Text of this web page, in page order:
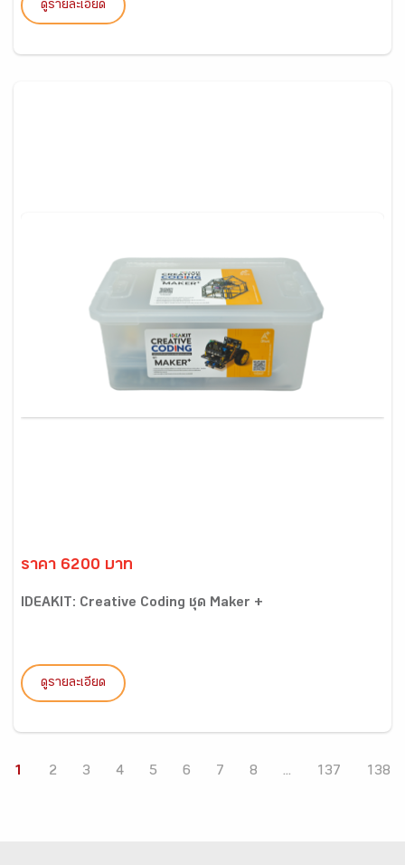
ดูรายละเอียด
ราคา 6200 บาท
IDEAKIT: Creative Coding ชุด Maker +
ดูรายละเอียด
1 2 3 4 5 6 7 8 ... 137 138